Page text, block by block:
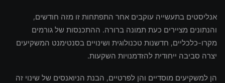
אנליסטים בתעשייה עוקבים אחר התפתחות זו מזה חודשים,
והנתונים מציירים כעת תמונה ברורה. ההתכנסות של גורמים
מקרו-כלכליים, חדשנות טכנולוגית ושינויים בסנטימנט המשקיעים
יצרה סביבה ייחודית להזדמנויות השקעות.
הן למשקיעים מוסדיים והן לפרטיים, הבנת הניואנסים של שינוי זה